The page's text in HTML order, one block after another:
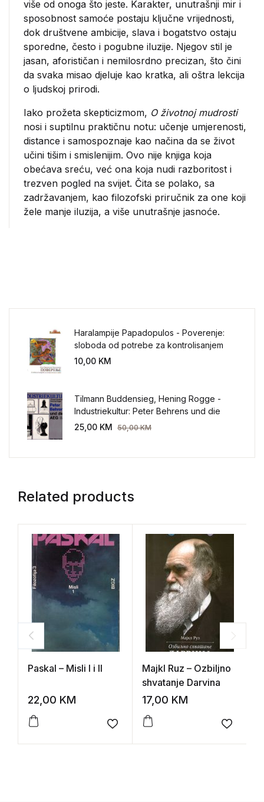
više od onoga što jeste. Karakter, unutrašnji mir i
sposobnost samoće postaju ključne vrijednosti,
dok društvene ambicije, slava i bogatstvo ostaju
sporedne, često i pogubne iluzije. Njegov stil je
jasan, aforističan i nemilosrdno precizan, što čini
da svaka misao djeluje kao kratka, ali oštra lekcija
o ljudskoj prirodi.
Iako prožeta skepticizmom, O životnoj mudrosti
nosi i suptilnu praktičnu notu: učenje umjerenosti,
distance i samospoznaje kao načina da se život
učini tišim i smislenijim. Ovo nije knjiga koja
obećava sreću, već ona koja nudi razboritost i
trezven pogled na svijet. Čita se polako, sa
zadržavanjem, kao filozofski priručnik za one koji
žele manje iluzija, a više unutrašnje jasnoće.
Haralampije Papadopulos - Poverenje:
sloboda od potrebe za kontrolisanjem
sveta
10,00 KM
Tilmann Buddensieg, Hening Rogge -
Industriekultur: Peter Behrens und die
AEG 1907-1914.
25,00 KM 50,00KM
Related products
Paskal – Misli I i II
22,00 KM
Add to wishlist
Majkl Ruz – Ozbiljno
shvatanje Darvina
17,00 KM
Add to